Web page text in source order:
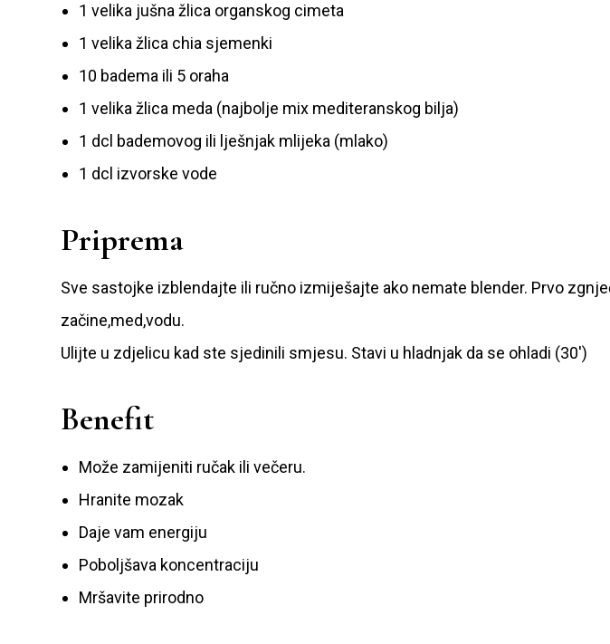
1 velika jušna žlica organskog cimeta
1 velika žlica chia sjemenki
10 badema ili 5 oraha
1 velika žlica meda (najbolje mix mediteranskog bilja)
1 dcl bademovog ili lješnjak mlijeka (mlako)
1 dcl izvorske vode
Priprema
Sve sastojke izblendajte ili ručno izmiješajte ako nemate blender. Prvo
začine,med,vodu.
Ulijte u zdjelicu kad ste sjedinili smjesu. Stavi u hladnjak da se ohladi (30′)
Benefit
Može zamijeniti ručak ili večeru.
Hranite mozak
Daje vam energiju
Poboljšava koncentraciju
Mršavite prirodno